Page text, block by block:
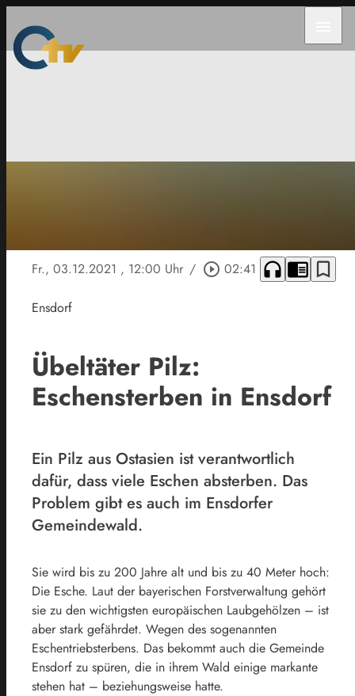
Fr., 03.12.2021 , 12:00 Uhr / play_circle_outline 02:41 headphones chrome_reader_mode bookmark_border
Ensdorf
Übeltäter Pilz:
Eschensterben in Ensdorf
Ein Pilz aus Ostasien ist verantwortlich
dafür, dass viele Eschen absterben. Das
Problem gibt es auch im Ensdorfer
Gemeindewald.
Sie wird bis zu 200 Jahre alt und bis zu 40 Meter hoch:
Die Esche. Laut der bayerischen Forstverwaltung gehört
sie zu den wichtigsten europäischen Laubgehölzen – ist
aber stark gefährdet. Wegen des sogenannten
Eschentriebsterbens. Das bekommt auch die Gemeinde
Ensdorf zu spüren, die in ihrem Wald einige markante
stehen hat – beziehungsweise hatte.